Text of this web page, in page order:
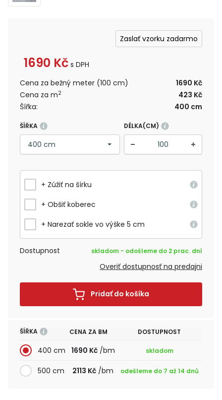
Zaslať vzorku zadarmo
1690 Kč s DPH
Cena za bežný meter (100 cm)
1690 Kč
Cena za m2
423 Kč
Šířka:
400 cm
ŠÍŘKA DÉLKA(CM)
+ Zúžiť na šírku
+ Obšiť koberec
+ Narezať sokle vo výške 5 cm
Dostupnost skladom - odošleme do 2 prac. dní
Overiť dostupnosť na predajni
Pridať do košíka
ŠÍŘKA CENA ZA BM DOSTUPNOST
400 cm 1690 Kč/bm skladom
500 cm 2113 Kč /bm odešleme do 7 až 14 dnů